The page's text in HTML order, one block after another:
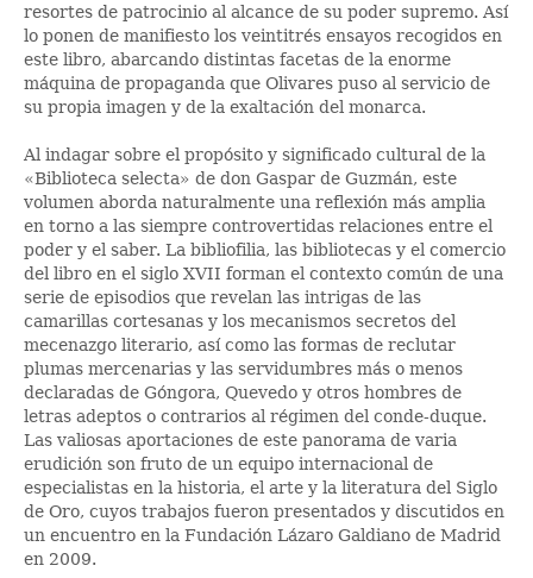
resortes de patrocinio al alcance de su poder supremo. Así
lo ponen de manifiesto los veintitrés ensayos recogidos en
este libro, abarcando distintas facetas de la enorme
máquina de propaganda que Olivares puso al servicio de
su propia imagen y de la exaltación del monarca.
Al indagar sobre el propósito y significado cultural de la
«Biblioteca selecta» de don Gaspar de Guzmán, este
volumen aborda naturalmente una reflexión más amplia
en torno a las siempre controvertidas relaciones entre el
poder y el saber. La bibliofilia, las bibliotecas y el comercio
del libro en el siglo XVII forman el contexto común de una
serie de episodios que revelan las intrigas de las
camarillas cortesanas y los mecanismos secretos del
mecenazgo literario, así como las formas de reclutar
plumas mercenarias y las servidumbres más o menos
declaradas de Góngora, Quevedo y otros hombres de
letras adeptos o contrarios al régimen del conde-duque.
Las valiosas aportaciones de este panorama de varia
erudición son fruto de un equipo internacional de
especialistas en la historia, el arte y la literatura del Siglo
de Oro, cuyos trabajos fueron presentados y discutidos en
un encuentro en la Fundación Lázaro Galdiano de Madrid
en 2009.